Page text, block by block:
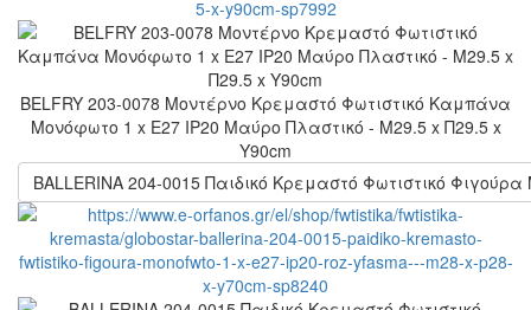
BELFRY 203-0078 Μοντέρνο Κρεμαστό Φωτιστικό Καμπάνα
Μονόφωτο 1 x E27 IP20 Μαύρο Πλαστικό - Μ29.5 x Π29.5 x
Υ90cm
BALLERINA 204-0015 Παιδικό Κρεμαστό Φωτιστικό